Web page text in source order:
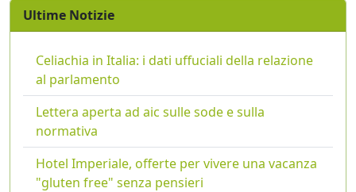
Ultime Notizie
Celiachia in Italia: i dati uffuciali della relazione
al parlamento
Lettera aperta ad aic sulle sode e sulla
normativa
Hotel Imperiale, offerte per vivere una vacanza
"gluten free" senza pensieri